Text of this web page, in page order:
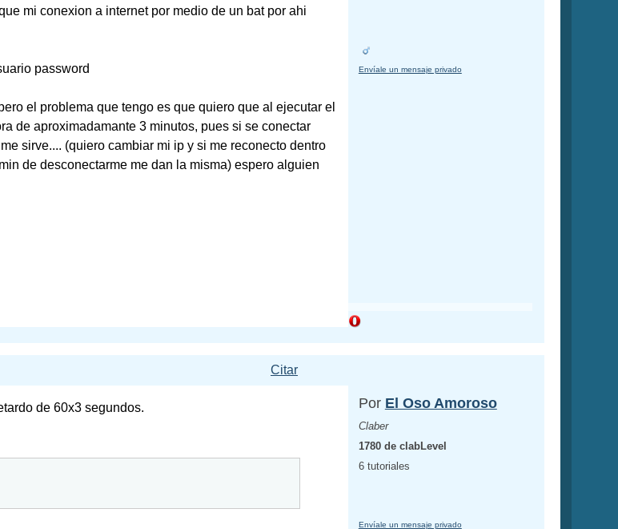
mi conexion a internet por medio de un bat por ahi
password
el problema que tengo es que quiero que al ejecutar el
de aproximadamante 3 minutos, pues si se conectar
sirve.... (quiero cambiar mi ip y si me reconecto dentro
de desconectarme me dan la misma) espero alguien
Envíale un mensaje privado
Citar
de 60x3 segundos. Por El Oso Amoroso
Claber
1780 de clabLevel
6 tutoriales
Envíale un mensaje privado